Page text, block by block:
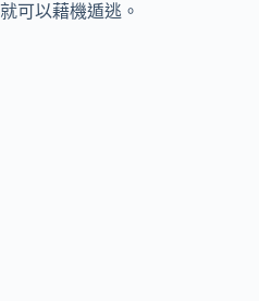
就可以藉機遁逃。